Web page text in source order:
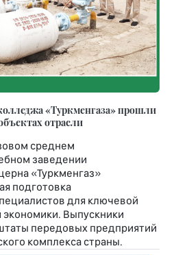
«Туркменгаза» прошли
отрасли
среднем
заведении
«Туркменгаз»
подготовка
для ключевой
Выпускники
передовых предприятий
комплекса страны.